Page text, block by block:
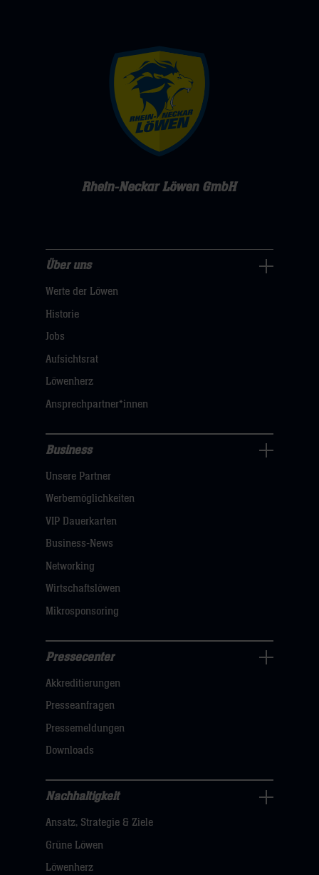
Rhein-Neckar Löwen GmbH
uns
Navigation
öffnen,
hier
Über uns
Werte der Löwen
Historie
Jobs
Aufsichtsrat
Löwenherz
Ansprechpartner*innen
Navigation
öffnen,
dann
klicken
Business
Unsere Partner
Werbemöglichkeiten
VIP Dauerkarten
Business-News
Networking
Wirtschaftslöwen
Mikrosponsoring
Navigation
öffnen,
dann
klicken
hier
Pressecenter
Akkreditierungen
Presseanfragen
Pressemeldungen
Downloads
Nachhaltigkeit
Navigation
öffnen,
dann
Nachhaltigkeit
Ansatz, Strategie & Ziele
Grüne Löwen
Löwenherz